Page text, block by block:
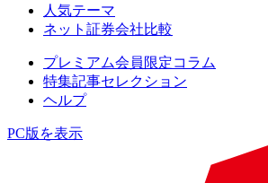
人気テーマ
ネット証券会社比較
プレミアム会員限定コラム
特集記事セレクション
ヘルプ
PC版を表示